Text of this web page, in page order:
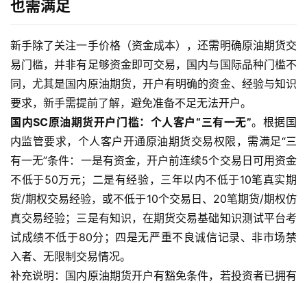
原
油
期
货
国
际
期
货
恒
指
期
货
也需满足
新手除了关注一手价格（资金成本），还需明确原油期货交
易门槛，并非有足够资金即可交易，国内与国际品种门槛不
同，尤其是国内原油期货，开户有明确的资金、经验与知识
要求，新手需提前了解，避免准备不足无法开户。
国内SC原油期货开户门槛：个人客户“三有一无”。根据国
内监管要求，个人客户开通原油期货交易权限，需满足“三
有一无”条件：一是有资金，开户前连续5个交易日可用资金
不低于50万元；二是有经验，三年以内不低于10笔真实期
货/期权交易经验，或不低于10个交易日、20笔期货/期权仿
真交易经验；三是有知识，在期货交易基础知识测试平台考
试成绩不低于80分；四是无严重不良诚信记录、非市场禁
入者、无限制交易情况。
补充说明：国内原油期货开户有豁免条件，若投资者已拥有